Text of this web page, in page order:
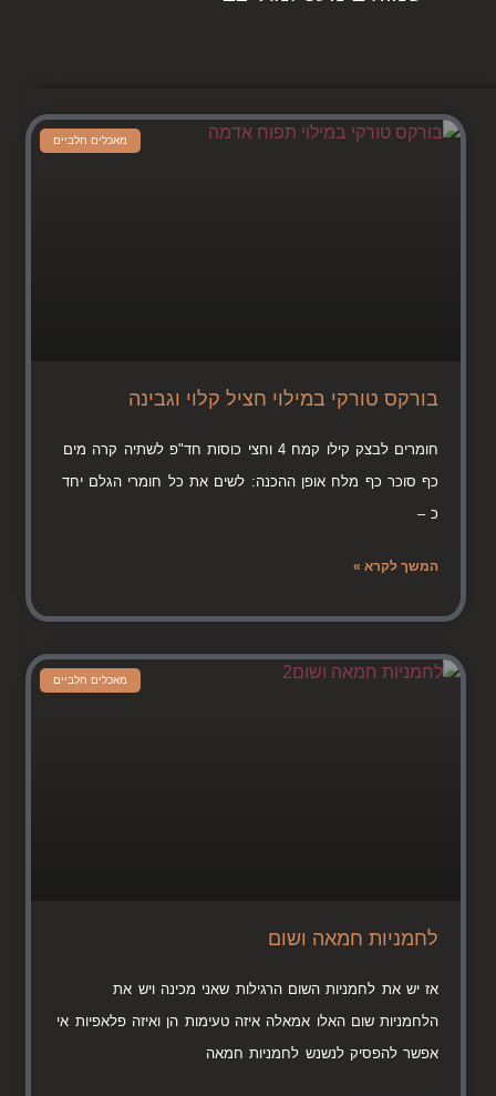
מאכלים חלביים
בורקס טורקי במילוי חציל קלוי וגבינה
חומרים לבצק קילו קמח 4 וחצי כוסות חד"פ לשתיה קרה מים
כף סוכר כף מלח אופן ההכנה: לשים את כל חומרי הגלם יחד
כ –
המשך לקרא »
מאכלים חלביים
לחמניות חמאה ושום
אז יש את לחמניות השום הרגילות שאני מכינה ויש את
הלחמניות שום האלו אמאלה איזה טעימות הן ואיזה פלאפיות אי
אפשר להפסיק לנשנש לחמניות חמאה